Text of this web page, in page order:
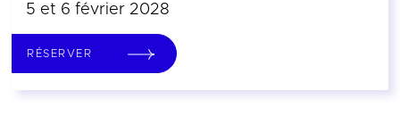
5 et 6 février 2028
RÉSERVER